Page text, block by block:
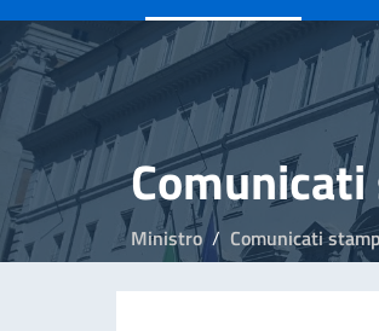
Ministro Comunicati